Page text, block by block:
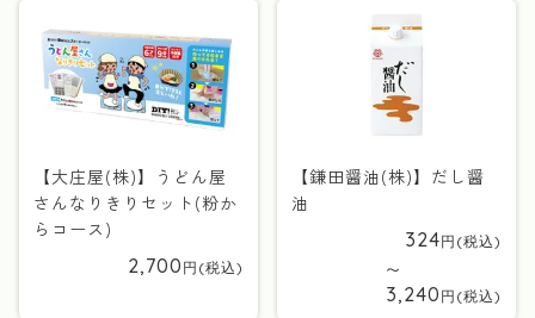
【大庄屋(株)】うどん屋
さんなりきりセット(粉か
らコース)
2,700
【鎌田醤油(株)】だし醤
油
324
〜
3,240